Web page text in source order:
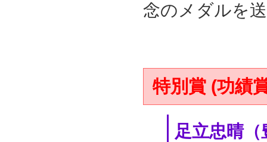
念のメダルを
特別賞 (功績
足立忠晴